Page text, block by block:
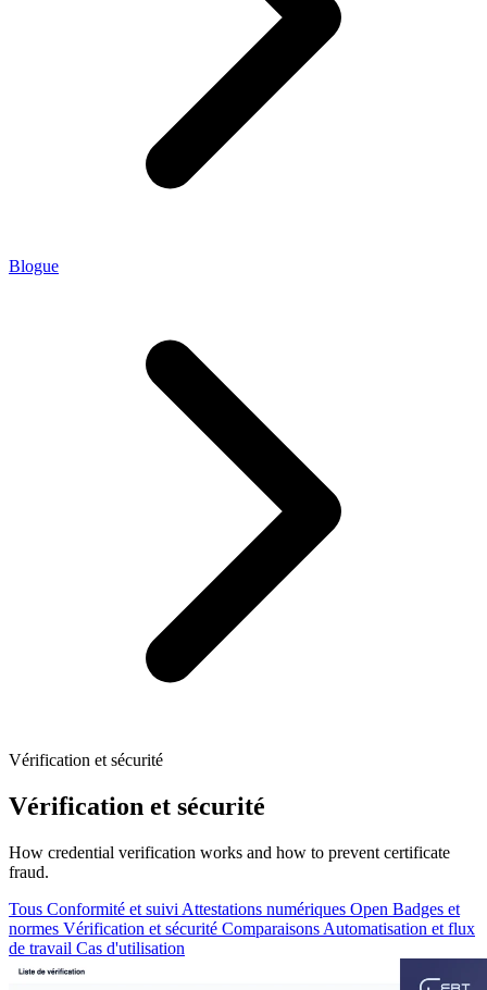
Blogue
Vérification et sécurité
Vérification et sécurité
How credential verification works and how to prevent certificate
fraud.
Tous Conformité et suivi Attestations numériques Open Badges et
normes Vérification et sécurité Comparaisons Automatisation et flux
de travail Cas d'utilisation